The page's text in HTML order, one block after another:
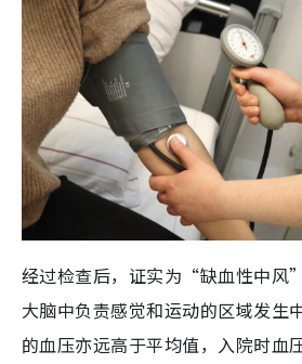
经过检查后，证实为“缺血性中风
大脑中负责感觉和运动的区域发生
的血压亦远高于平均值，入院时血